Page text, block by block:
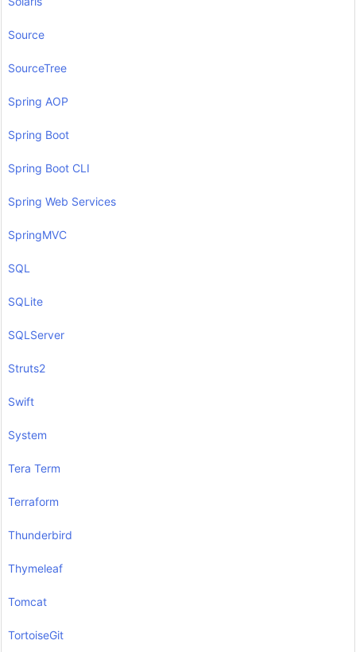
Source
SourceTree
Spring AOP
Spring Boot
Spring Boot CLI
Spring Web Services
SpringMVC
SQL
SQLite
SQLServer
Struts2
Swift
System
Tera Term
Terraform
Thunderbird
Thymeleaf
Tomcat
TortoiseGit